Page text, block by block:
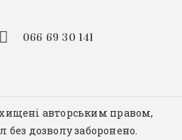
066 69 30 141
авторським правом,
дозволу заборонено.